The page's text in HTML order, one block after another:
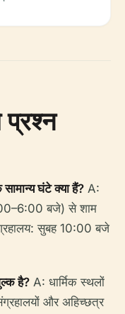
घंटे क्या हैं? A:
बजे) से शाम
सुबह 10:00 बजे
है? A: धार्मिक स्थलों
और अहिच्छत्र